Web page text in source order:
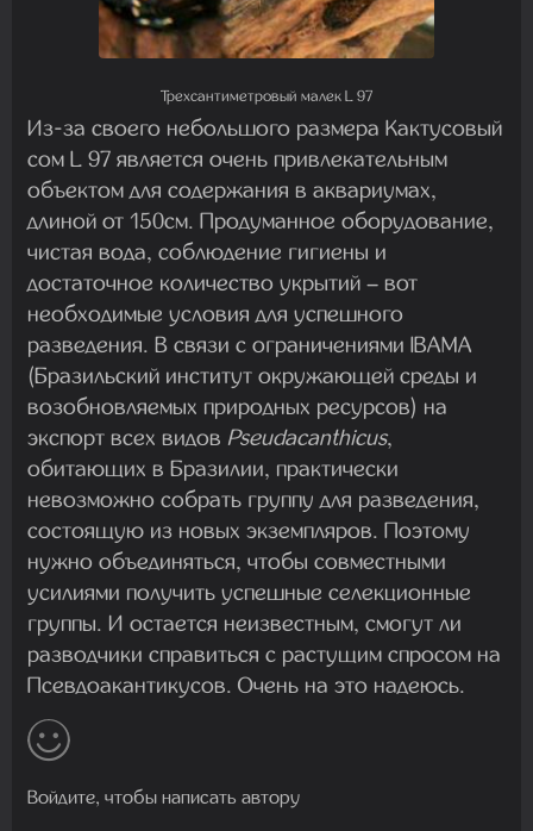
Трехсантиметровый малек L 97
Из-за своего небольшого размера Кактусовый
сом L 97 является очень привлекательным
объектом для содержания в аквариумах,
длиной от 150см. Продуманное оборудование,
чистая вода, соблюдение гигиены и
достаточное количество укрытий – вот
необходимые условия для успешного
разведения. В связи с ограничениями IBAMA
(Бразильский институт окружающей среды и
возобновляемых природных ресурсов) на
экспорт всех видов Pseudacanthicus,
обитающих в Бразилии, практически
невозможно собрать группу для разведения,
состоящую из новых экземпляров. Поэтому
нужно объединяться, чтобы совместными
усилиями получить успешные селекционные
группы. И остается неизвестным, смогут ли
разводчики справиться с растущим спросом на
Псевдоакантикусов. Очень на это надеюсь.
Войдите, чтобы написать автору